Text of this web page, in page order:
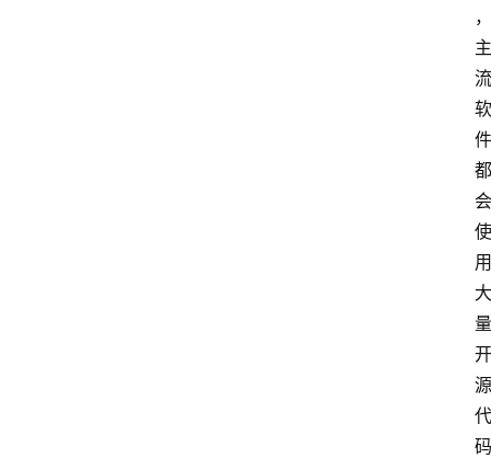
，
主
流
软
件
都
会
使
用
大
量
开
源
代
码